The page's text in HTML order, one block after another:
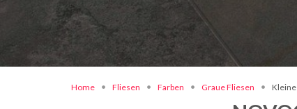
Home Fliesen Farben Graue Fliesen